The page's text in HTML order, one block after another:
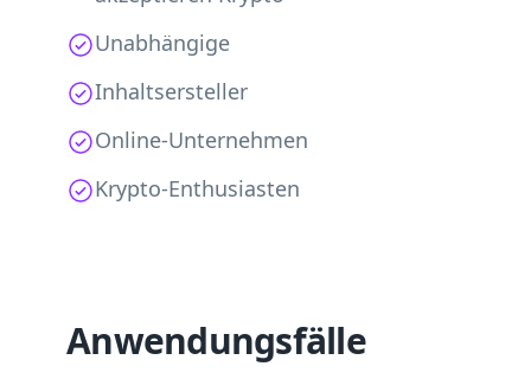
Unabhängige
Inhaltsersteller
Online-Unternehmen
Krypto-Enthusiasten
Anwendungsfälle